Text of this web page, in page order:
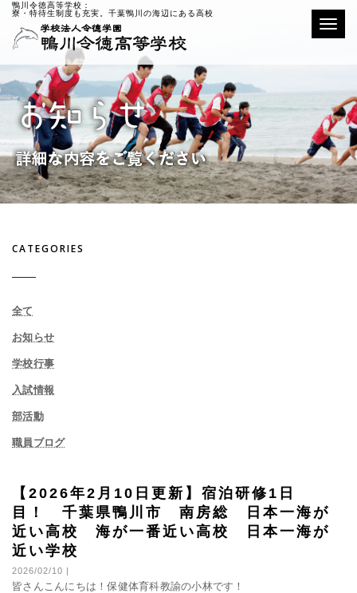
鴨川令徳高等学校：
寮・特待生制度も充実。千葉鴨川の海辺にある高校
CATEGORIES
全て
お知らせ
学校行事
入試情報
部活動
職員ブログ
【2026年2月10日更新】宿泊研修1日
目！ 千葉県鴨川市 南房総 日本一海が
近い高校 海が一番近い高校 日本一海が
近い学校
2026/02/10 |
皆さんこんにちは！保健体育科教諭の小林です！